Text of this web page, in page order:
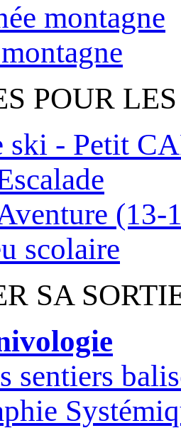
montagne
POUR
ski - Petit
(13-
scolaire
SA
sentiers